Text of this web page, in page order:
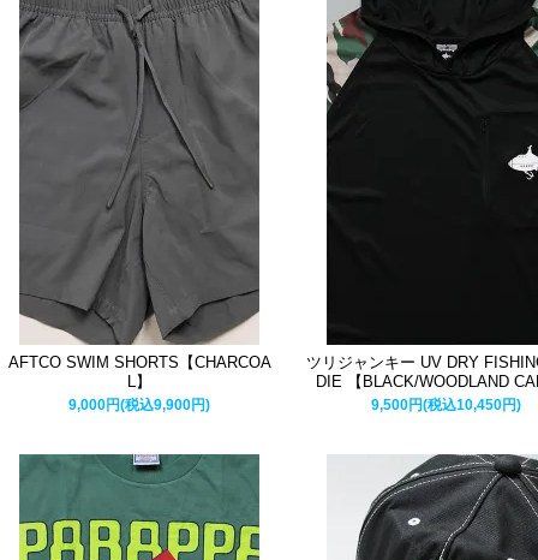
AFTCO SWIM SHORTS【CHARCOA
L】
9,000円(税込9,900円)
ツリジャンキー UV DRY
DIE 【BLACK/WOODLAND
9,500円(税込10,450円)